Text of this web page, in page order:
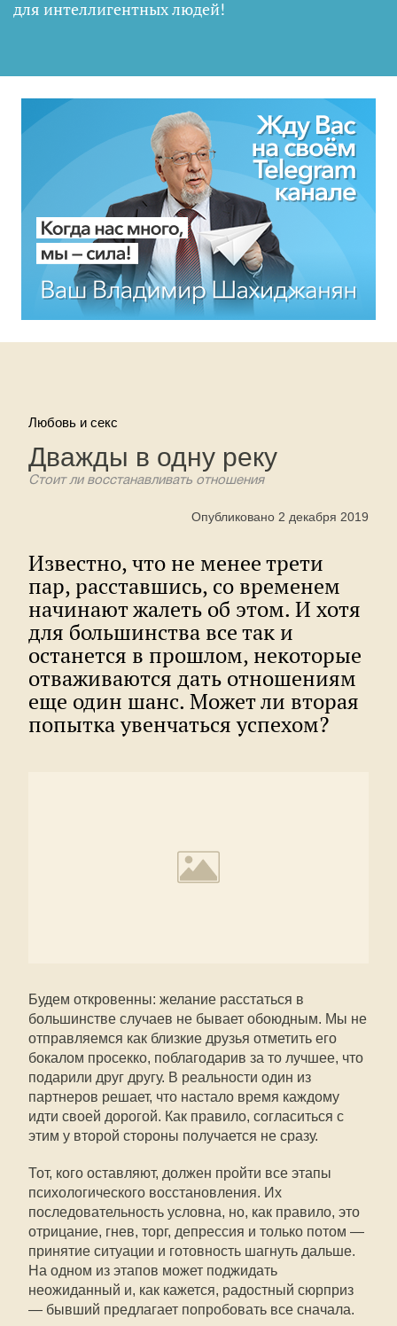
для интеллигентных людей!
Любовь и секс
Дважды в одну реку
Cтоит ли восстанавливать отношения
Опубликовано 2 декабря 2019
Известно, что не менее трети
пар, расставшись, со временем
начинают жалеть об этом. И хотя
для большинства все так и
останется в прошлом, некоторые
отваживаются дать отношениям
еще один шанс. Может ли вторая
попытка увенчаться успехом?
Будем откровенны: желание расстаться в
большинстве случаев не бывает обоюдным. Мы не
отправляемся как близкие друзья отметить его
бокалом просекко, поблагодарив за то лучшее, что
подарили друг другу. В реальности один из
партнеров решает, что настало время каждому
идти своей дорогой. Как правило, согласиться с
этим у второй стороны получается не сразу.
Тот, кого оставляют, должен пройти все этапы
психологического восстановления. Их
последовательность условна, но, как правило, это
отрицание, гнев, торг, депрессия и только потом —
принятие ситуации и готовность шагнуть дальше.
На одном из этапов может поджидать
неожиданный и, как кажется, радостный сюрприз
— бывший предлагает попробовать все сначала.